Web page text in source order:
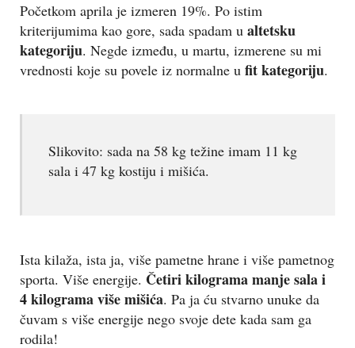
Početkom aprila je izmeren 19%. Po istim
kriterijumima kao gore, sada spadam u altetsku
kategoriju. Negde između, u martu, izmerene su mi
vrednosti koje su povele iz normalne u fit kategoriju.
Slikovito: sada na 58 kg težine imam 11 kg
sala i 47 kg kostiju i mišića.
Ista kilaža, ista ja, više pametne hrane i više pametnog
sporta. Više energije. Četiri kilograma manje sala i
4 kilograma više mišića. Pa ja ću stvarno unuke da
čuvam s više energije nego svoje dete kada sam ga
rodila!